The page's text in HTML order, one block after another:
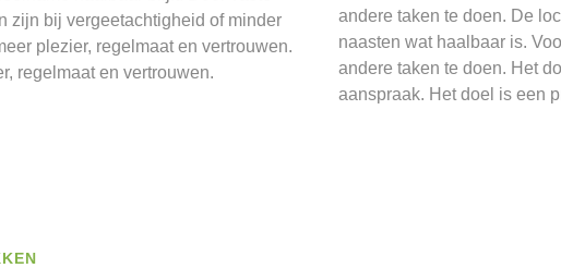
zijn bij vergeetachtigheid of minder
plezier, regelmaat en vertrouwen.
regelmaat en vertrouwen.
andere taken te doen. De
naasten wat haalbaar is.
andere taken te doen. Het
aanspraak. Het doel is een